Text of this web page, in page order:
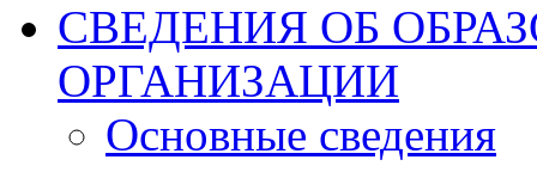
СВЕДЕНИЯ ОБ
ОРГАНИЗАЦИИ
Основные сведения